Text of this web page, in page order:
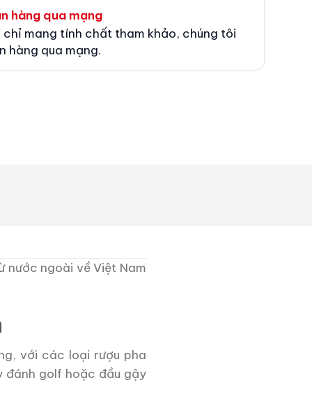
hàng qua mạng
chỉ mang tính chất tham khảo, chúng tôi
hàng qua mạng.
nước ngoài về Việt Nam
với các loại rượu pha
đánh golf hoặc đầu gậy